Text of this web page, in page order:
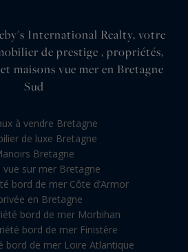
International Realty, votre
de prestige , propriétés,
maisons vue mer en Bretagne
Sud
à vendre Bretagne
de luxe Bretagne
Bretagne
vue sur mer Bretagne
bord de mer Côte d’Armor
en Bretagne
bord de mer Morbihan
bord de mer Finistère
bord de mer Loire Atlantique